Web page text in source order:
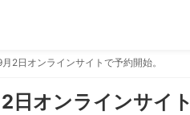
2日オンラインサイトで予約開始。
日オンラインサイト